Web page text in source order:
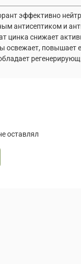
эффективно
антисептиком и
цинка снижает
освежает, повышает
оставлял